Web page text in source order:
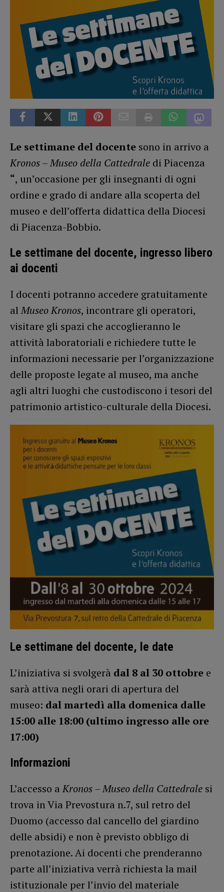
Le settimane del docente sono in arrivo a
Kronos – Museo della Cattedrale di Piacenza
“, un’occasione per gli insegnanti di ogni
ordine e grado di andare alla scoperta del
museo e dell’offerta didattica della Diocesi
di Piacenza-Bobbio.
Le settimane del docente, ingresso libero
ai docenti
I docenti potranno accedere gratuitamente
alMuseo Kronos, incontrare gli operatori,
visitare gli spazi che accoglieranno le
attività laboratoriali e richiedere tutte le
informazioni necessarie per l’organizzazione
delle proposte legate al museo, ma anche
agli altri luoghi che custodiscono i tesori del
patrimonio artistico-culturale della Diocesi.
Le settimane del docente, le date
L’iniziativa si svolgerà dal 8 al 30 ottobre e
sarà attiva negli orari di apertura del
museo: dal martedì alla domenica dalle
15:00 alle 18:00 (ultimo ingresso alle ore
17:00)
Informazioni
L’accesso aKronos – Museo della Cattedrale si
trova in Via Prevostura n.7, sul retro del
Duomo (accesso dal cancello del giardino
delle absidi) e non è previsto obbligo di
prenotazione. Ai docenti che prenderanno
parte all’iniziativa verrà richiesta la mail
istituzionale per l’invio del materiale